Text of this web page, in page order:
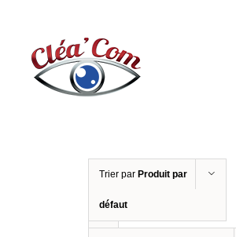
Trier par Produit par
défaut